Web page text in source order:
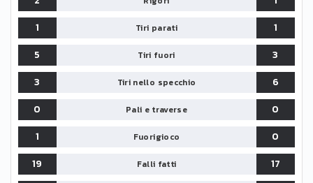
1
Tiri parati
1
5
Tiri fuori
3
3
Tiri nello specchio
6
0
Pali e traverse
0
1
Fuorigioco
0
19
Falli fatti
17